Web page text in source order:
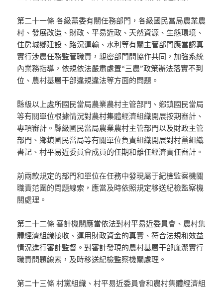
第二十一條 各級黨委有關任務部門，各級國民當局農業農
村、發展改造、財政、平易近政、天然資源、生態環境、
住房城鄉建設、路況運輸、水利等有關主管部門應當認真
實行涉農任務監管職責，親密部門間協作共同，加強系統
內業務指導，依規依法嚴肅處置“三農”政策辦法落實不到
位、農村基層干部違規違法等方面的問題。
縣級以上處所國民當局農業農村主管部門、鄉鎮國民當局
等有關單位根據情況對農村集體經濟組織開展按期審計、
專項審計。縣級國民當局農業農村主管部門以及財政主管
部門、鄉鎮國民當局等有關單位負責組織開展對村黨組織
書記、村平易近委員會成員的任期和離任經濟責任審計。
前兩款規定的部門和單位在任務中發現屬于紀檢監察機關
職責范圍的問題線索，應當及時依照規定移送紀檢監察機
關處理。
第二十二條 審計機關應當依法對村平易近委員會、農村集
體經濟組織接收、運用財政資金的真實、符合法規和效益
情況進行審計監督。對審計發現的農村基層干部廉潔實行
職責問題線索，及時移送紀檢監察機關處理。
第二十三條 村黨組織、村平易近委員會和農村集體經濟組